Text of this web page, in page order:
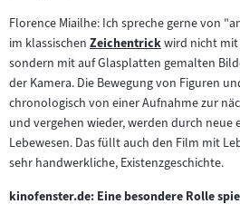
Florence Miailhe: Ich spreche gerne von
im klassischen Zum
Inhalt:
Zeichentrickwird nicht
sondern mit auf Glasplatten gemalten
der Kamera. Die Bewegung von Figuren
chronologisch von einer Aufnahme zur
und vergehen wieder, werden durch neue
Lebewesen. Das füllt auch den Film mit
sehr handwerkliche, Existenzgeschichte.
kinofenster.de: Eine besondere Rolle